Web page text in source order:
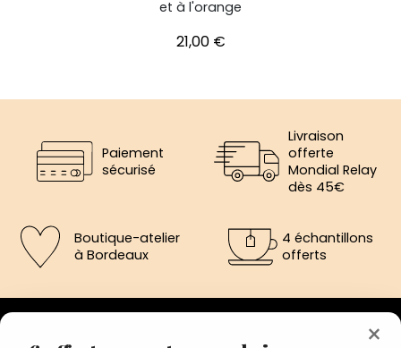
et à l'orange
Prix
21,00 €
Paiement
sécurisé
Livraison
offerte
Mondial Relay
dès 45€
Boutique-atelier
à Bordeaux
4 échantillons
offerts
×